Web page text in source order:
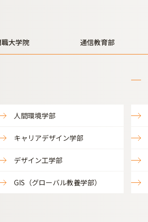
大学院 通信教育部
人間環境学部
キャリアデザイン学部
デザイン工学部
GIS（グローバル教養学部）